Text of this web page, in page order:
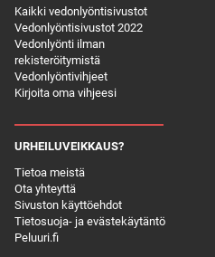
Kaikki vedonlyöntisivustot
Vedonlyöntisivustot 2022
Vedonlyönti ilman
rekisteröitymistä
Vedonlyöntivihjeet
Kirjoita oma vihjeesi
URHEILUVEIKKAUS?
Tietoa meistä
Ota yhteyttä
Sivuston käyttöehdot
Tietosuoja- ja evästekäytäntö
Peluuri.fi